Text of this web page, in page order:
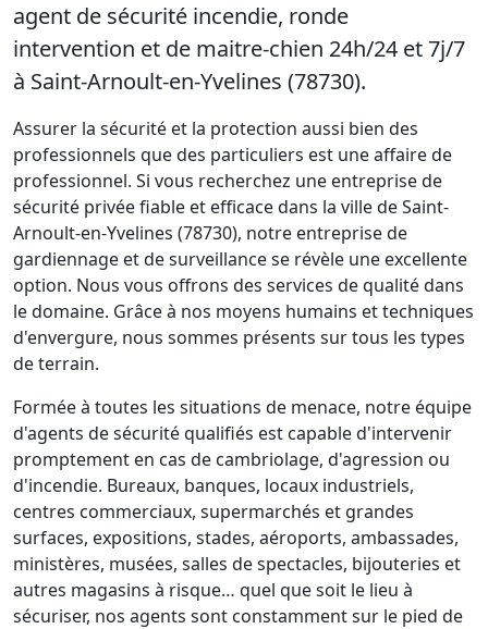
agent de sécurité incendie, ronde
intervention et de maitre-chien 24h/24 et 7j/7
à Saint-Arnoult-en-Yvelines (78730).
Assurer la sécurité et la protection aussi bien des
professionnels que des particuliers est une affaire de
professionnel. Si vous recherchez une entreprise de
sécurité privée fiable et efficace dans la ville de Saint-
Arnoult-en-Yvelines (78730), notre entreprise de
gardiennage et de surveillance se révèle une excellente
option. Nous vous offrons des services de qualité dans
le domaine. Grâce à nos moyens humains et techniques
d'envergure, nous sommes présents sur tous les types
de terrain.
Formée à toutes les situations de menace, notre équipe
d'agents de sécurité qualifiés est capable d'intervenir
promptement en cas de cambriolage, d'agression ou
d'incendie. Bureaux, banques, locaux industriels,
centres commerciaux, supermarchés et grandes
surfaces, expositions, stades, aéroports, ambassades,
ministères, musées, salles de spectacles, bijouteries et
autres magasins à risque… quel que soit le lieu à
sécuriser, nos agents sont constamment sur le pied de